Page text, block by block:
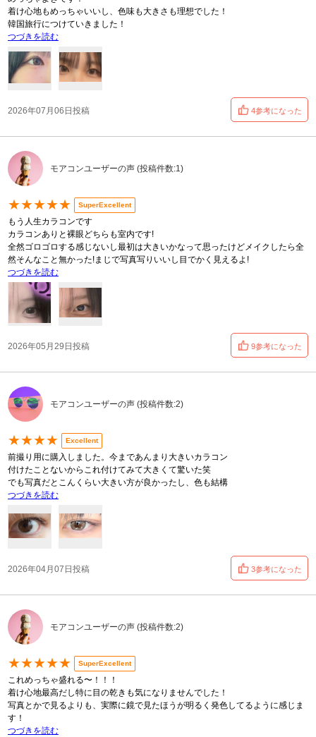
着け心地もめっちゃいいし、色味も大きさも理想でした！
韓国旅行につけていきました！
つづきを読む
2026年07月06日投稿 4参考になった
モアコンユーザーの声 (投稿件数:1)
★★★★★ SuperExcellent
もう人生カラコンです
カラコンありと裸眼どちらも室内です!
全然ゴロゴロする感じないし最初は大きいかなって思ったけどメイクしたら全
然そんなこと無かった!まじで写真写りいいし目でかく見えるよ!
つづきを読む
2026年05月29日投稿 9参考になった
モアコンユーザーの声 (投稿件数:2)
★★★★ Excellent
前撮り用に購入しました。今まであんまり大きいカラコン
付けたことないからこれ付けてみて大きくて驚いた笑
でも写真だとこんくらい大きい方が良かったし、色も結構
つづきを読む
2026年04月07日投稿 3参考になった
モアコンユーザーの声 (投稿件数:2)
★★★★★ SuperExcellent
これめっちゃ盛れる〜！！！
着け心地最高だし特に目の乾きも気になりませんでした！
写真とかで見るよりも、実際に鏡で見たほうが明るく発色してるように感じま
す！
つづきを読む